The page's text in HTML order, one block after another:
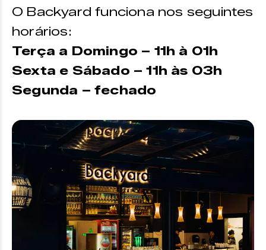
O Backyard funciona nos seguintes
horários:
Terça a Domingo – 11h à 01h
Sexta e Sábado – 11h às 03h
Segunda – fechado